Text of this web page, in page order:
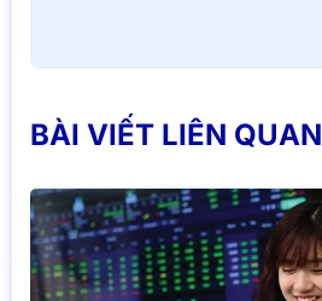
BÀI VIẾT LIÊN QUAN